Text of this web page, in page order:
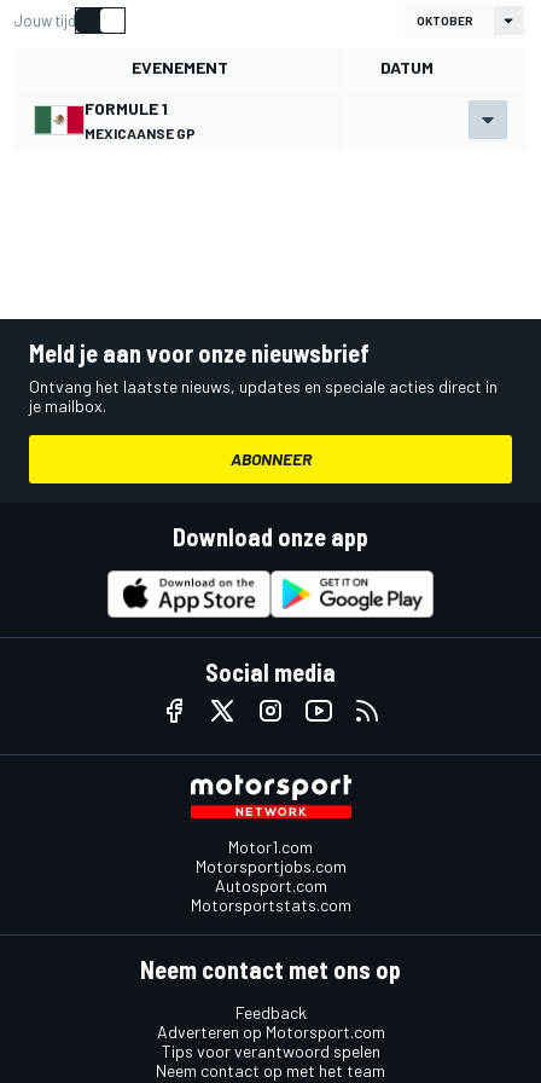
Jouw tijd
EVENEMENT
DATUM
FORMULE 1
MEXICAANSE GP
Meld je aan voor onze nieuwsbrief
Ontvang het laatste nieuws, updates en speciale acties direct in
je mailbox.
ABONNEER
Download onze app
Social media
Motor1.com
Motorsportjobs.com
Autosport.com
Motorsportstats.com
Neem contact met ons op
Feedback
Adverteren op Motorsport.com
Tips voor verantwoord spelen
Neem contact op met het team